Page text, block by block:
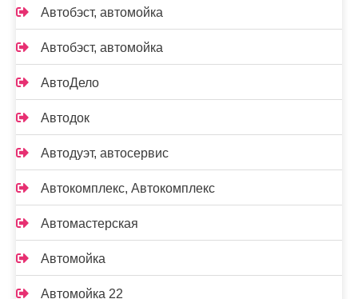
Автобэст, автомойка
Автобэст, автомойка
АвтоДело
Автодок
Автодуэт, автосервис
Автокомплекс, Автокомплекс
Автомастерская
Автомойка
Автомойка 22